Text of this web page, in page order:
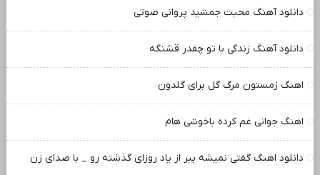
دانلود آهنگ محبت جمشید پروانی صوتی
دانلود آهنگ زندگی با تو چقدر قشنگه
اهنگ زمستون مرگ گل برای گلدون
اهنگ جوانی غم کرده باخوشی هام
دانلود اهنگ گفتی نمیشه ببر از یاد روزای گذشته رو _ با صدای زن